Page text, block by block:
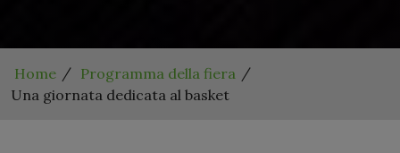
Home
Programma della fiera
Una giornata dedicata al basket